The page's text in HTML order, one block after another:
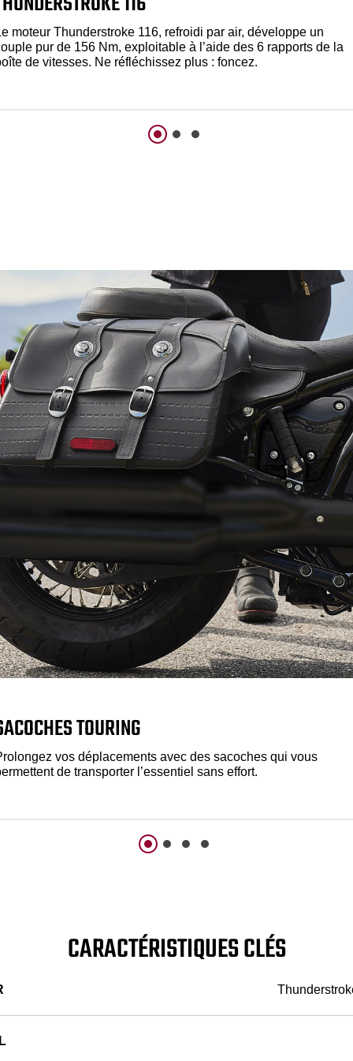
moteur Thunderstroke 116, refroidi par air, développe un
pur de 156 Nm, exploitable à l’aide des 6 rapports de la
de vitesses. Ne réfléchissez plus : foncez.
TOURING
vos déplacements avec des sacoches qui vous
de transporter l’essentiel sans effort.
CARACTÉRISTIQUES CLÉS